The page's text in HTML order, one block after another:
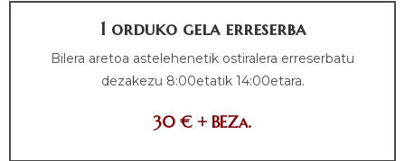
1 orduko gela erreserba
Bilera aretoa astelehenetik ostiralera erreserbatu
dezakezu 8:00etatik 14:00etara.
30 € + BEZa.